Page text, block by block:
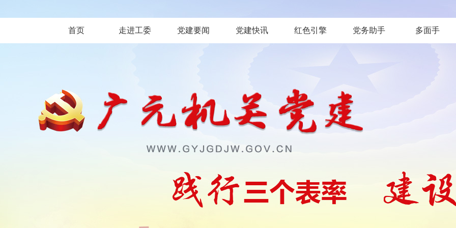
首页 走进工委 党建要闻 党建快讯 红色引擎 党务助手 多面手